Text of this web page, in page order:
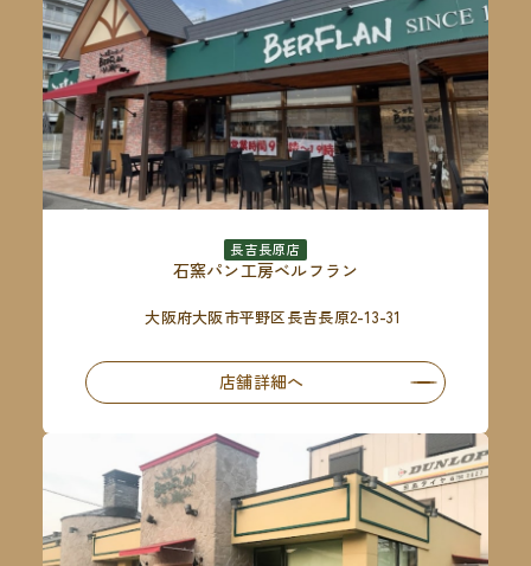
長吉長原店
石窯パン工房ベルフラン
大阪府大阪市平野区長吉長原2-13-31
店舗詳細へ